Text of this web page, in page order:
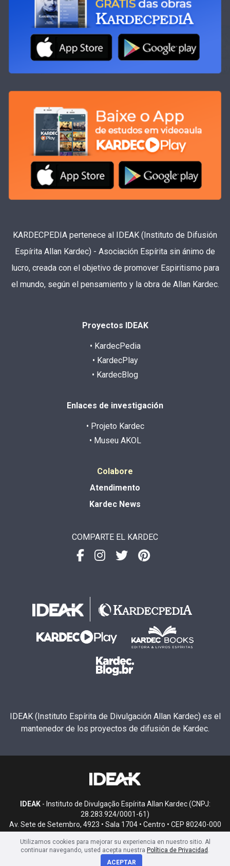
KARDECPEDIA pertenece al IDEAK (Instituto de Difusión
Espírita Allan Kardec) - Asociación Espírita sin ánimo de
lucro, creada con el objetivo de promover Espiritismo para
el mundo, según el pensamiento y la obra de Allan Kardec.
Proyectos IDEAK
• KardecPedia
• KardecPlay
• KardecBlog
Enlaces de investigación
• Projeto Kardec
• Museu AKOL
Colabore
Atendimento
Kardec News
COMPARTE EL KARDEC
IDEAK (Instituto Espírita de Divulgación Allan Kardec) es el
mantenedor de los proyectos de difusión de Kardec.
IDEAK- Instituto de Divulgação Espírita Allan Kardec (CNPJ:
28.283.924/0001-61)
Av. Sete de Setembro, 4923 • Sala 1704 • Centro • CEP 80240-000
Utilizamos cookies para mejorar su experiencia en nuestro sitio. Al
continuar navegando, usted acepta nuestra Política de Privacidad .
ACEPTAR